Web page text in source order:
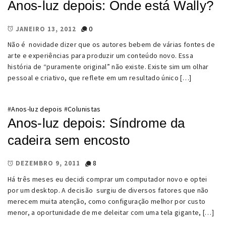
Anos-luz depois: Onde está Wally?
JANEIRO 13, 2012
0
Não é novidade dizer que os autores bebem de várias fontes de
arte e experiências para produzir um conteúdo novo. Essa
história de “puramente original” não existe. Existe sim um olhar
pessoal e criativo, que reflete em um resultado único […]
#Anos-luz depois #Colunistas
Anos-luz depois: Síndrome da
cadeira sem encosto
DEZEMBRO 9, 2011
8
Há três meses eu decidi comprar um computador novo e optei
por um desktop. A decisão surgiu de diversos fatores que não
merecem muita atenção, como configuração melhor por custo
menor, a oportunidade de me deleitar com uma tela gigante, […]